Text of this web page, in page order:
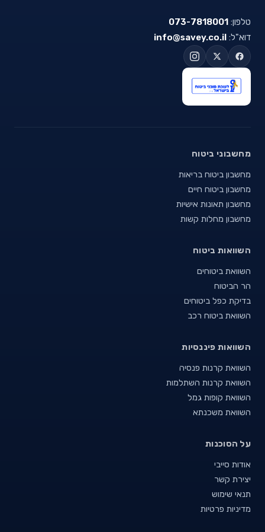
טלפון: 073-7818001
דוא"ל: info@savey.co.il
מחשבוני ביטוח
מחשבון ביטוח בריאות
מחשבון ביטוח חיים
מחשבון תאונות אישיות
מחשבון מחלות קשות
השוואות ביטוח
השוואת ביטוחים
הר הביטוח
בדיקת כפל ביטוחים
השוואת ביטוח רכב
השוואות פיננסיות
השוואת קרנות פנסיה
השוואת קרנות השתלמות
השוואת קופות גמל
השוואת משכנתא
על הסוכנות
אודות סייבי
יצירת קשר
תנאי שימוש
מדיניות פרטיות